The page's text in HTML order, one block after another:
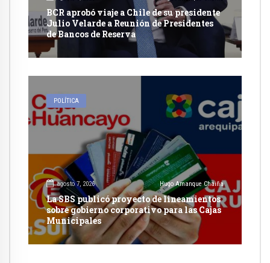
BCR aprobó viaje a Chile de su presidente
Julio Velarde a Reunión de Presidentes
de Bancos de Reserva
POLÍTICA
agosto 7, 2026 Hugo Amanque Chaiña
La SBS publicó proyecto de lineamientos
sobre gobierno corporativo para las Cajas
Municipales